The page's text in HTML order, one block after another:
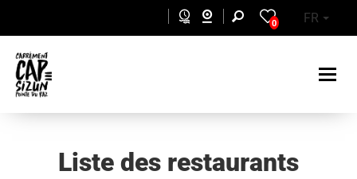
0 FR
Liste des restaurants